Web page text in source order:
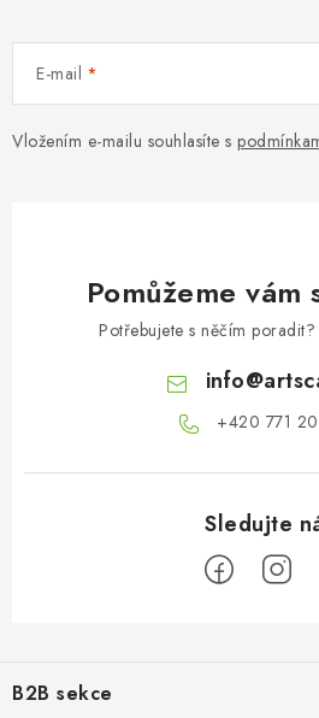
E-mail
Vložením e-mailu souhlasíte s
Pomůžeme vám
Potřebujete s něčím poradit?
info@
+420 771
pB2B sekce